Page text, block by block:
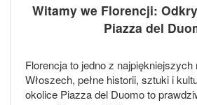
Witamy we Florencji:
Piazza del
Florencja to jedno z najpiękniejszych
Włoszech, pełne historii, sztuki i
okolice Piazza del Duomo to